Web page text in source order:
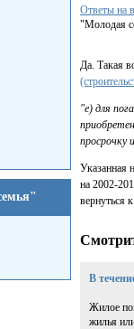
Ответы на
"Молодая
Да. Такая
"е) для
просрочку
Указанная
на 2002-
вернуться
В
Жилое
жилья